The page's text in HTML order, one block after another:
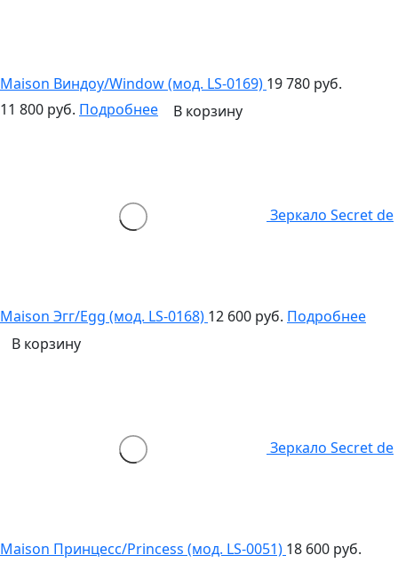
Maison Виндоу/Window (мод. LS-0169) 19 780 руб.
11 800 руб. Подробнее В корзину
Зеркало Secret de
Maison Эгг/Egg (мод. LS-0168) 12 600 руб. Подробнее
В корзину
Зеркало Secret de
Maison Принцесс/Princess (мод. LS-0051) 18 600 руб.